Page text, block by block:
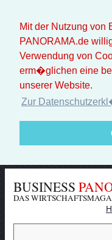
Mit der Nutzung von
PANORAMA.de
Verwendung von
erm�glichen eine
unserer Website.
Zur
BUSINESS
DAS